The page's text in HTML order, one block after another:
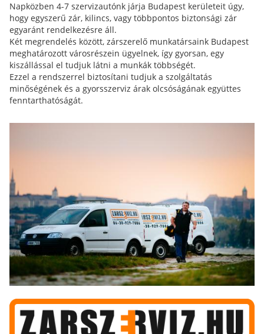
Napközben 4-7 szervizautónk járja Budapest kerületeit úgy,
hogy egyszerű zár, kilincs, vagy többpontos biztonsági zár
egyaránt rendelkezésre áll.
Két megrendelés között, zárszerelő munkatársaink Budapest
meghatározott városrészein ügyelnek, így gyorsan, egy
kiszállással el tudjuk látni a munkák többségét.
Ezzel a rendszerrel biztosítani tudjuk a szolgáltatás
minőségének és a gyorsszerviz árak olcsóságának együttes
fenntarthatóságát.